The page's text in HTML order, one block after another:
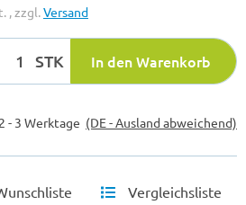
, zzgl.Versand
STK In den Warenkorb
2 - 3 Werktage (DE - Ausland abweichend)
Vergleichsliste